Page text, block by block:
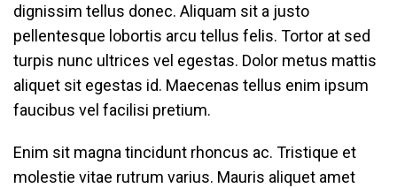
dignissim tellus donec. Aliquam sit a justo
pellentesque lobortis arcu tellus felis. Tortor at sed
turpis nunc ultrices vel egestas. Dolor metus mattis
aliquet sit egestas id. Maecenas tellus enim ipsum
faucibus vel facilisi pretium.
Enim sit magna tincidunt rhoncus ac. Tristique et
molestie vitae rutrum varius. Mauris aliquet amet